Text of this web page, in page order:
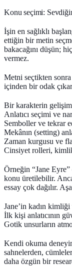
Konu seçimi:
İşin en sağlıklı
ettiğin bir metin
bakacağını düşün;
vermez.
Metni seçtikten
içinden bir odak
Bir karakterin
Anlatıcı seçimi ve
Semboller ve tekrar
Mekânın (setting)
Zaman kurgusu ve
Cinsiyet rolleri,
Örneğin “Jane
konu üretilebilir.
essay çok dağılır.
Jane’in kadın kimliği
İlk kişi anlatıcının
Gotik unsurların
Kendi okuma
sahnelerden,
daha özgün bir